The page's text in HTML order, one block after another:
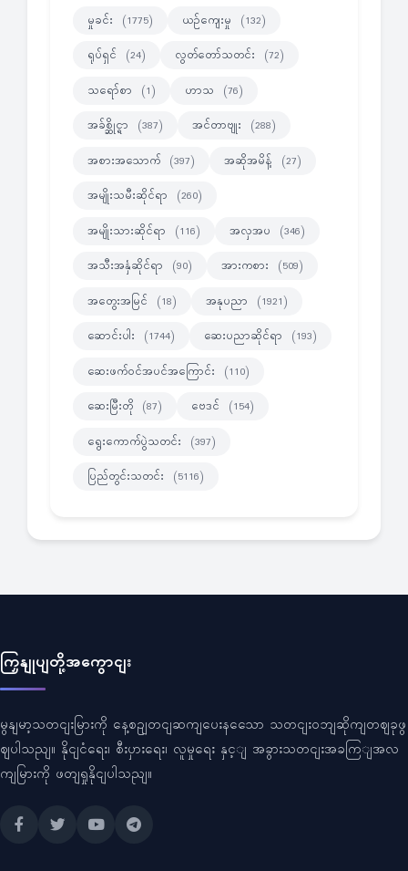
မှုခင်း (1775) ယဉ်ကျေးမှု (132)
ရုပ်ရှင် (24) လွတ်တော်သတင်း (72)
သရော်စာ (1) ဟာသ (76)
အခ်စ္ဆိုင္ရာ (387) အင်တာဗျုး (288)
အစားအသောက် (397) အဆိုအမိန့် (27)
အမျိုးသမီးဆိုင်ရာ (260)
အမျိုးသားဆိုင်ရာ (116) အလှအပ (346)
အသီးအနှံဆိုင်ရာ (90) အားကစား (509)
အတွေးအမြင် (18) အနုပညာ (1921)
ဆောင်းပါး (1744) ဆေးပညာဆိုင်ရာ (193)
ဆေးဖက်ဝင်အပင်အကြောင်း (110)
ဆေးမြီးတို (87) ဗေဒင် (154)
ရွေးကောက်ပွဲသတင်း (397)
ပြည်တွင်းသတင်း (5116)
ကြှနျုပျတို့အကွောငျး
မွနျမာ့သတငျးမြားကို နေ့စဥျတငျဆကျပေးနသေော သတငျးဝဘျဆိုကျတဈခုဖွ
ဈပါသညျ။ နိုငျငံရေး၊ စီးပှားရေး၊ လူမှုရေး နှင့ျ အခွားသတငျးအခကြျအလ
ကျမြားကို ဖတျရှုနိုငျပါသညျ။